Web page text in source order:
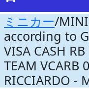
ミニカー/
according to
VISA CASH
TEAM VCARB
RICCIARDO -